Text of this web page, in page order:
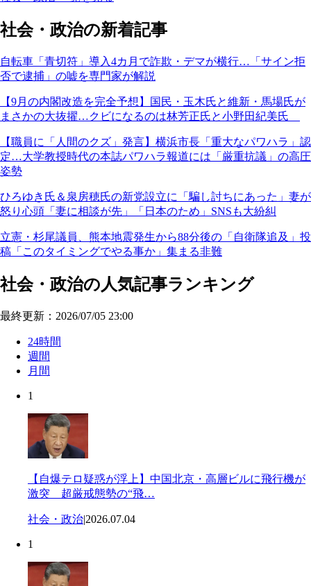
社会・政治の新着記事
自転車「青切符」導入4カ月で詐欺・デマが横行…「サイン拒
否で逮捕」の嘘を専門家が解説
【9月の内閣改造を完全予想】国民・玉木氏と維新・馬場氏が
まさかの大抜擢…クビになるのは林芳正氏と小野田紀美氏
【職員に「人間のクズ」発言】横浜市長「重大なパワハラ」認
定…大学教授時代の本誌パワハラ報道には「厳重抗議」の高圧
姿勢
ひろゆき氏＆泉房穂氏の新党設立に「騙し討ちにあった」妻が
怒り心頭「妻に相談が先」「日本のため」SNSも大紛糾
立憲・杉尾議員、熊本地震発生から88分後の「自衛隊追及」投
稿「このタイミングでやる事か」集まる非難
社会・政治の人気記事ランキング
最終更新：2026/07/05 23:00
24時間
週間
月間
1
【自爆テロ疑惑が浮上】中国北京・高層ビルに飛行機が
激突 超厳戒態勢の“飛…
社会・政治|2026.07.04
1